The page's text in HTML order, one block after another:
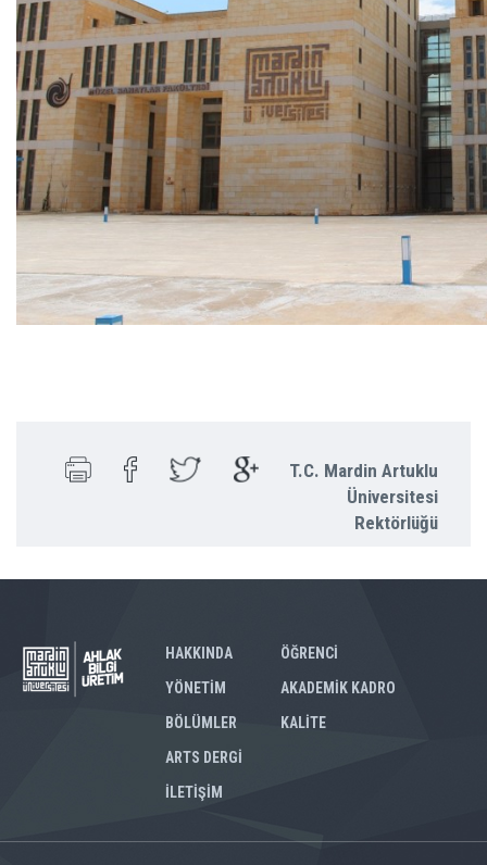
T.C. Mardin Artuklu
Üniversitesi
Rektörlüğü
HAKKINDA
YÖNETİM
BÖLÜMLER
ÖĞRENCİ
AKADEMİK KADRO
KALİTE
ARTS DERGİ
İLETİŞİM